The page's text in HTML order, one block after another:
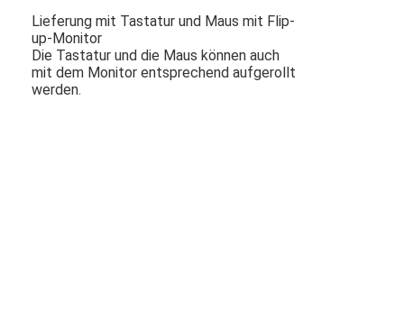
Lieferung mit Tastatur und Maus mit Flip-
up-Monitor
Die Tastatur und die Maus können auch
mit dem Monitor entsprechend aufgerollt
werden.